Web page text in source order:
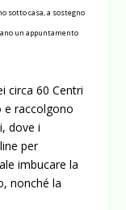
sotto casa, a sostegno
un appuntamento
circa 60 Centri
e raccolgono
dove i
per
imbucare la
nonché la